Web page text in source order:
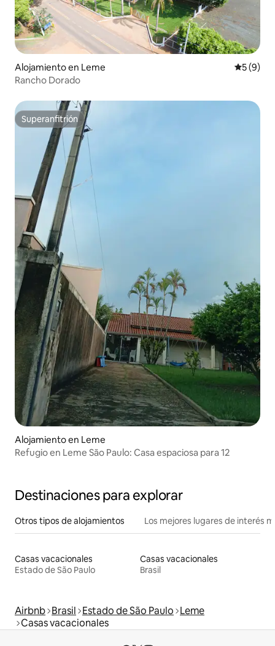
Alojamiento en Leme
5 (9)
Rancho Dorado
Superanfitrión
Superanfitrión
Alojamiento en Leme
Refugio en Leme São Paulo: Casa espaciosa para 12
Destinaciones para explorar
Otros tipos de alojamientos Los mejores lugares de interés
Casas vacacionales
Estado de São Paulo
Casas vacacionales
Brasil
Airbnb Brasil Estado de São Paulo Leme
Casas vacacionales